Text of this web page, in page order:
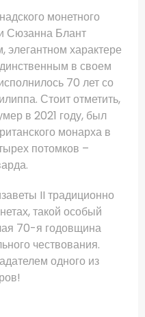
монетного
Сюзанна Блант
элегантном характере
в своем
70 лет со
Стоит отметить,
в 2021 году, был
монарха в
потомков –
II традиционно
такой особый
70-я годовщина
чествования.
одного из